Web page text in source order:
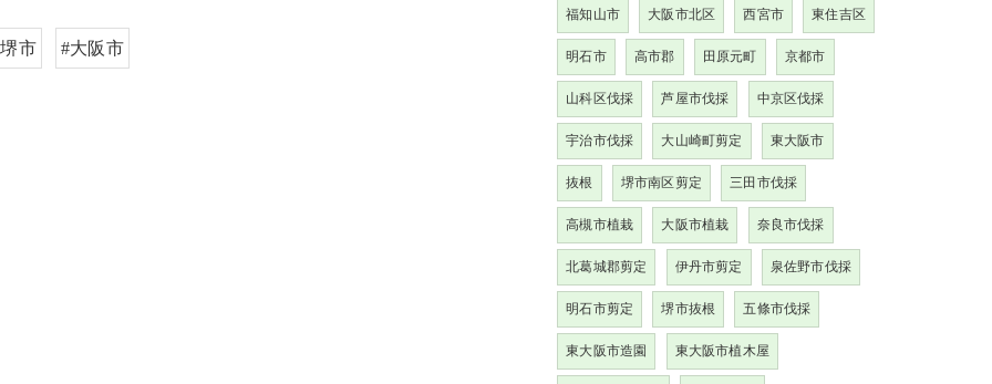
市 #大阪市
福知山市 大阪市北区 西宮市 東住吉区
明石市 高市郡 田原元町 京都市
山科区伐採 芦屋市伐採 中京区伐採
宇治市伐採 大山崎町剪定 東大阪市
抜根 堺市南区剪定 三田市伐採
高槻市植栽 大阪市植栽 奈良市伐採
北葛城郡剪定 伊丹市剪定 泉佐野市伐採
明石市剪定 堺市抜根 五條市伐採
東大阪市造園 東大阪市植木屋